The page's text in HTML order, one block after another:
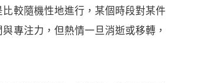
較隨機性地進行，某個時段對某件
專注力，但熱情一旦消逝或移轉，